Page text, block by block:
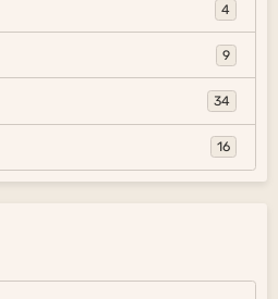
4
9
34
16